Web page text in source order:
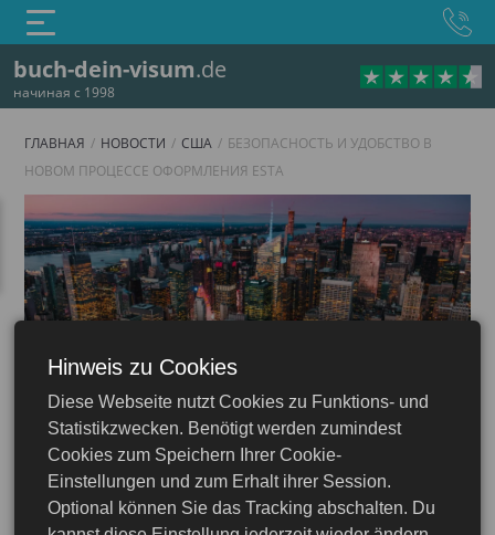
buch-dein-visum.de
начиная с 1998
США
и ESTA онлайн
ГЛАВНАЯ НОВОСТИ США
БЕЗОПАСНОСТЬ И УДОБСТВО В
НОВОМ ПРОЦЕССЕ ОФОРМЛЕНИЯ ESTA
24.05.2024
Hinweis zu Cookies
Diese Webseite nutzt Cookies zu Funktions- und
Statistikzwecken. Benötigt werden zumindest
Cookies zum Speichern Ihrer Cookie-
Einstellungen und zum Erhalt ihrer Session.
Optional können Sie das Tracking abschalten. Du